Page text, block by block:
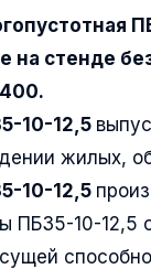
стенде
10-12,5
жилых,
10-12,5
10-12,5